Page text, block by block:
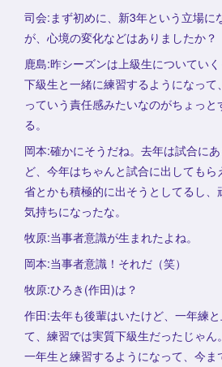
司会:まず初めに、新3年という立場に
が、心境の変化などはありましたか？
鹿島:昨シーズンは上級生についていく
下級生と一緒に練習するようになっ
っていう責任感みたいなのがちょっ
る。
岡本:確かにそうだね。去年は試合に
ど、今年はちゃんと試合に出してもら
省とかも積極的に出そうとしてるし、
気持ちになったな。
牧原:当事者意識が生まれたよね。
岡本:当事者意識！それだ（笑）
牧原:ひろき(作田)は？
作田:去年も後輩はいたけど、一年練
て、練習では実質下級生だったじゃ
一年生と練習するようになって、今